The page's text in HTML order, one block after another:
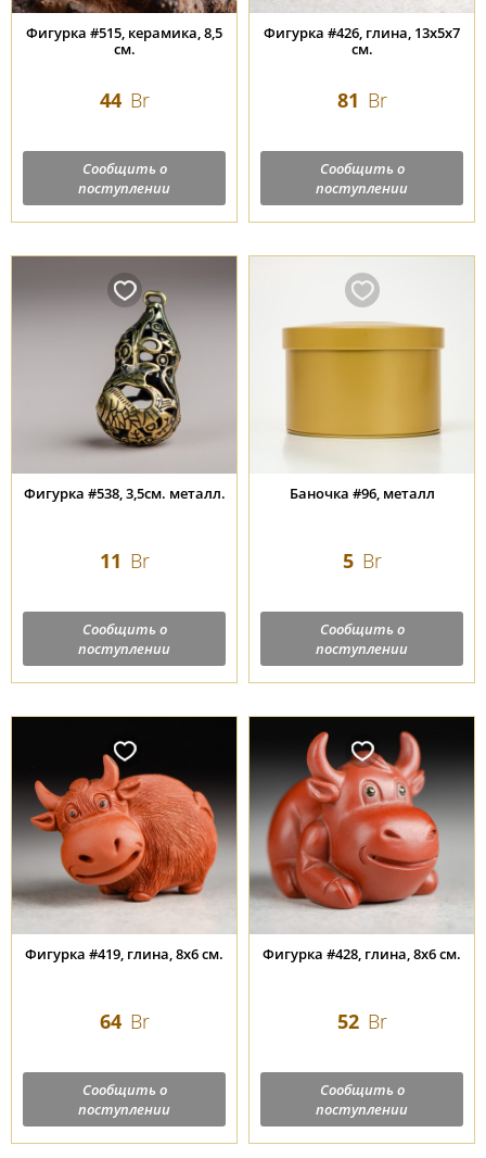
Фигурка #515, керамика, 8,5
см.
44 Br
Сообщить о
поступлении
Фигурка #426, глина, 13х5х7
см.
81 Br
Сообщить о
поступлении
Фигурка #538, 3,5см. металл.
11 Br
Сообщить о
поступлении
Баночка #96, металл
5 Br
Сообщить о
поступлении
Фигурка #419, глина, 8х6 см.
64 Br
Сообщить о
поступлении
Фигурка #428, глина, 8х6 см.
52 Br
Сообщить о
поступлении